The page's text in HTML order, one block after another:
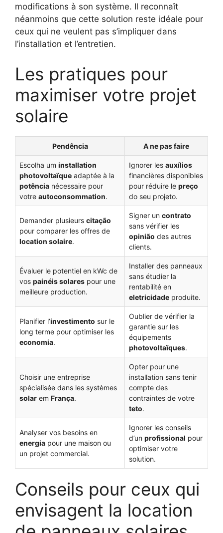
modifications à son système. Il reconnaît
néanmoins que cette solution reste idéale pour
ceux qui ne veulent pas s’impliquer dans
l’installation et l’entretien.
Les pratiques pour
maximiser votre projet
solaire
Pendência A ne pas faire
Escolha um installation
photovoltaïque adaptée à la
potência nécessaire pour
votre autoconsommation.
Ignorer les auxílios
financières disponibles
pour réduire le preço
do seu projeto.
Demander plusieurs citação
pour comparer les offres de
location solaire.
Signer un contrato
sans vérifier les
opinião des autres
clients.
Évaluer le potentiel en kWc de
vos painéis solares pour une
meilleure production.
Installer des panneaux
sans étudier la
rentabilité en
eletricidade produite.
Planifier l’investimento sur le
long terme pour optimiser les
economia.
Oublier de vérifier la
garantie sur les
équipements
photovoltaïques.
Choisir une entreprise
spécialisée dans les systèmes
solar em França.
Opter pour une
installation sans tenir
compte des
contraintes de votre
teto.
Analyser vos besoins en
energia pour une maison ou
un projet commercial.
Ignorer les conseils
d’un profissional pour
optimiser votre
solution.
Conseils pour ceux qui
envisagent la location